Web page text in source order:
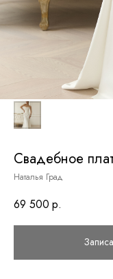
Свадебное
Наталья Град
69 500 р.